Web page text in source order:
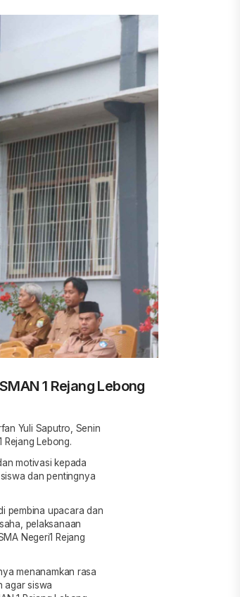
Siswa
– Edugital
1 Rejang Lebong
Yuli Saputro, Senin
Lebong.
motivasi kepada
dan pentingnya
pembina upacara dan
pelaksanaan
Negeri1 Rejang
menanamkan rasa
agar siswa